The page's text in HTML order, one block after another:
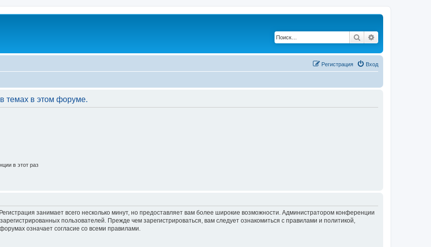
Поиск
Вход
Регистрация
темах в этом форуме.
в этот раз
занимает всего несколько минут, но предоставляет вам более широкие возможности. Администратором конференции
пользователей. Прежде чем зарегистрироваться, вам следует ознакомиться с правилами и политикой,
означает согласие со всеми правилами.